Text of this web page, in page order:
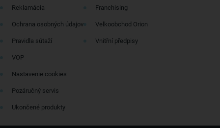
Reklamácia
Ochrana osobných údajov
Pravidla sútaží
VOP
Nastavenie cookies
Pozáručný servis
Ukončené produkty
Franchising
Velkoobchod Orion
Vnitřní předpisy